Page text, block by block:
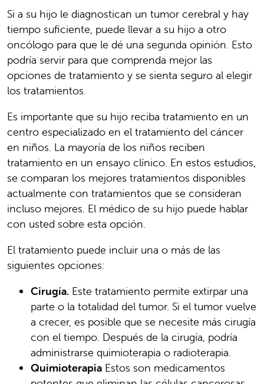
Si a su hijo le diagnostican un tumor cerebral y hay
tiempo suficiente, puede llevar a su hijo a otro
oncólogo para que le dé una segunda opinión. Esto
podría servir para que comprenda mejor las
opciones de tratamiento y se sienta seguro al elegir
los tratamientos.
Es importante que su hijo reciba tratamiento en un
centro especializado en el tratamiento del cáncer
en niños. La mayoría de los niños reciben
tratamiento en un ensayo clínico. En estos estudios,
se comparan los mejores tratamientos disponibles
actualmente con tratamientos que se consideran
incluso mejores. El médico de su hijo puede hablar
con usted sobre esta opción.
El tratamiento puede incluir una o más de las
siguientes opciones:
Cirugía. Este tratamiento permite extirpar una
parte o la totalidad del tumor. Si el tumor vuelve
a crecer, es posible que se necesite más cirugía
con el tiempo. Después de la cirugía, podría
administrarse quimioterapia o radioterapia.
Quimioterapia Estos son medicamentos